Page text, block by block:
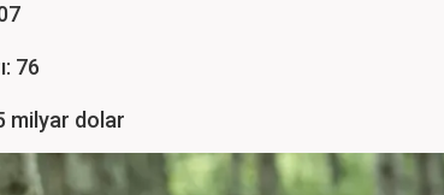
76
milyar dolar